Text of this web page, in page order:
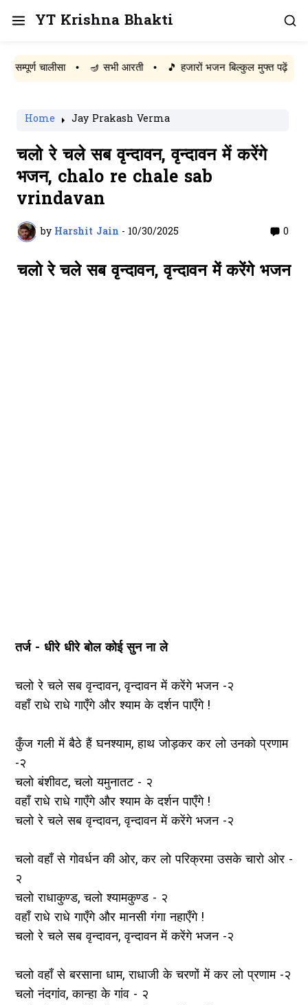
YT Krishna Bhakti
चालीसा • 🪔 सभी आरती • 🎵 हजारों भजन बिल्कुल मुफ्त पढ़ें
Home Jay Prakash Verma
चलो रे चले सब वृन्दावन, वृन्दावन में करेंगे
भजन, chalo re chale sab
vrindavan
by Harshit Jain - 10/30/2025 0
चलो रे चले सब वृन्दावन, वृन्दावन में करेंगे भजन
तर्ज - धीरे धीरे बोल कोई सुन ना ले
चलो रे चले सब वृन्दावन, वृन्दावन में करेंगे भजन -२
वहाँ राधे राधे गाएँगे और श्याम के दर्शन पाएँगे !
कुँज गली में बैठे हैं घनश्याम, हाथ जोड़कर कर लो उनको प्रणाम
-२
चलो बंशीवट, चलो यमुनातट - २
वहाँ राधे राधे गाएँगे और श्याम के दर्शन पाएँगे !
चलो रे चले सब वृन्दावन, वृन्दावन में करेंगे भजन -२
चलो वहाँ से गोवर्धन की ओर, कर लो परिक्रमा उसके चारो ओर -
२
चलो राधाकुण्ड, चलो श्यामकुण्ड - २
वहाँ राधे राधे गाएँगे और मानसी गंगा नहाएँगे !
चलो रे चले सब वृन्दावन, वृन्दावन में करेंगे भजन -२
चलो वहाँ से बरसाना धाम, राधाजी के चरणों में कर लो प्रणाम -२
चलो नंदगांव, कान्हा के गांव - २